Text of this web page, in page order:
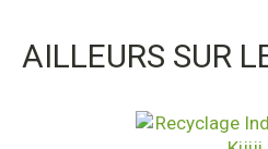
AILLEURS SUR